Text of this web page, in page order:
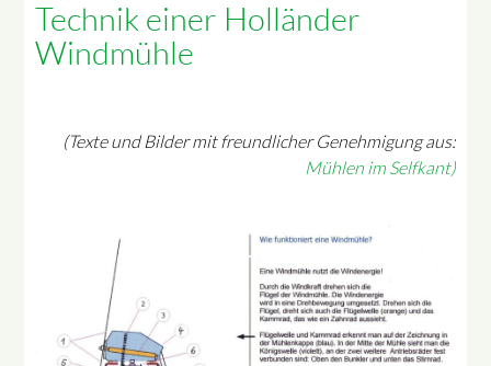
Technik einer Holländer
Windmühle
(Texte und Bilder mit freundlicher Genehmigung aus:
Mühlen im Selfkant)